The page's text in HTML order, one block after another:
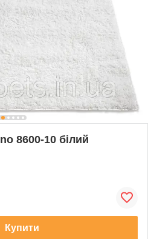
8600-10 білий
Купити